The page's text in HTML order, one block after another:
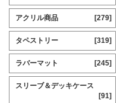
アクリル商品 [279]
タペストリー [319]
ラバーマット [245]
スリーブ＆デッキケース
[91]